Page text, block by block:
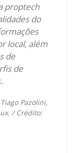
proptech
do
local, além
de
de
Pazolini,
/ Crédito: